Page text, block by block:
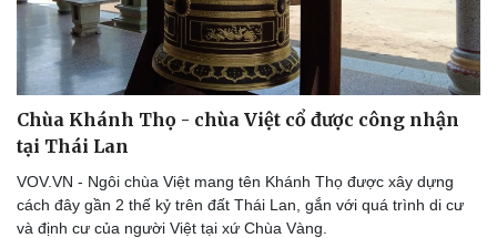
Chùa Khánh Thọ - chùa Việt cổ được công nhận
tại Thái Lan
VOV.VN - Ngôi chùa Việt mang tên Khánh Thọ được xây dựng
cách đây gần 2 thế kỷ trên đất Thái Lan, gắn với quá trình di cư
và định cư của người Việt tại xứ Chùa Vàng.